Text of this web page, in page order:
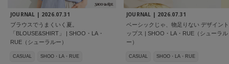
JOURNAL | 2026.07.31
ブラウスでうまくいく夏。
「BLOUSE&SHIRT」 | SHOO・LA・
RUE（シューラルー）
CASUAL SHOO・LA・RUE
JOURNAL | 2026.07.31
ベーシックじゃ、物足りない デザイント
ップス | SHOO・LA・RUE（シューラル
ー）
CASUAL SHOO・LA・RUE